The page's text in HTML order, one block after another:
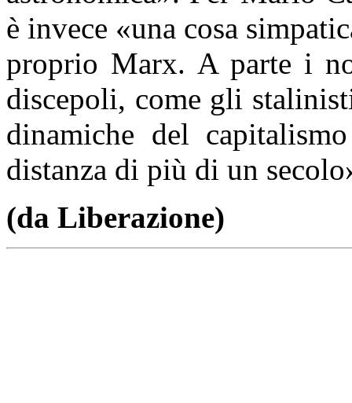
è invece «una cosa
proprio Marx. A parte i
discepoli, come gli
dinamiche del
distanza di più di un
(da Liberazione)